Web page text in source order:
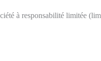
à responsabilité limitée